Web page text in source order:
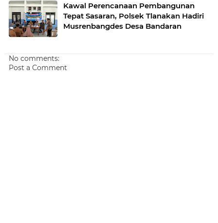
Kawal Perencanaan Pembangunan
Tepat Sasaran, Polsek Tlanakan Hadiri
Musrenbangdes Desa Bandaran
No comments:
Post a Comment